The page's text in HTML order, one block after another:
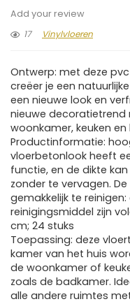
Add your review
17
Vinylvloeren
Ontwerp: met deze
creëer je een
een nieuwe look en
nieuwe decoratietrend
woonkamer, keuken en
Productinformatie:
vloerbetonlook heeft
functie, en de dikte
zonder te vervagen.
gemakkelijk te
reinigingsmiddel zijn
cm; 24 stuks
Toepassing: deze
kamer van het huis
de woonkamer of
zoals de badkamer.
alle andere ruimtes